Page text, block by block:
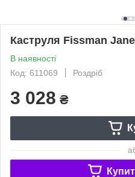
Каструля Fissman
В наявності
Код: 611069
Роздріб
3 028 ₴